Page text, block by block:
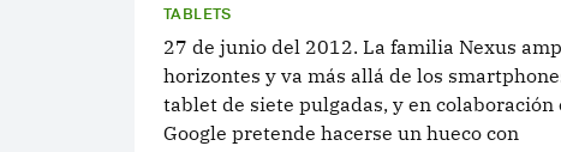
TABLETS
27 de junio del 2012. La familia Nexus
horizontes y va más allá de los
tablet de siete pulgadas, y en colaboración
Google pretende hacerse un hueco con